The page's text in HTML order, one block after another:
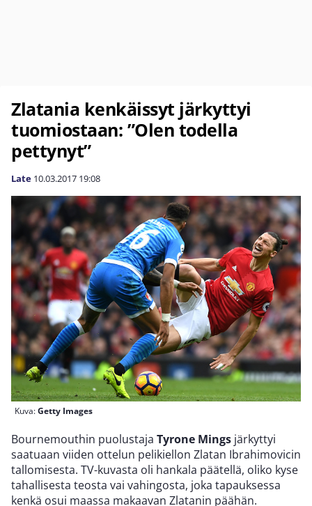
Zlatania kenkäissyt järkyttyi
tuomiostaan: ”Olen todella
pettynyt”
Late 10.03.2017 19:08
Kuva:Getty Images
Bournemouthin puolustaja Tyrone Mings järkyttyi
saatuaan viiden ottelun pelikiellon Zlatan Ibrahimovicin
tallomisesta. TV-kuvasta oli hankala päätellä, oliko kyse
tahallisesta teosta vai vahingosta, joka tapauksessa
kenkä osui maassa makaavan Zlatanin päähän.